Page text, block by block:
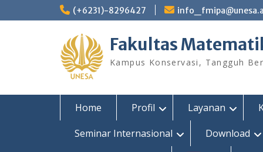
to
(+6231)-8296427
Fakultas
Kampus Konservasi, Tangguh
Home Profil Layanan
Seminar Internasional
Download